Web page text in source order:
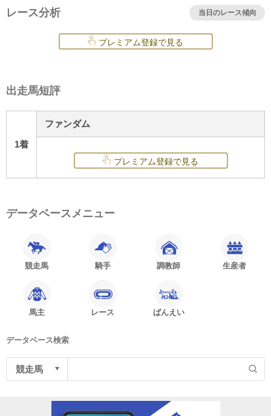
レース分析 当日のレース傾向
プレミアム登録で見る
出走馬短評
1着
ファンダム
プレミアム登録で見る
データベースメニュー
競走馬 騎手 調教師 生産者
馬主 レース ばんえい
データベース検索